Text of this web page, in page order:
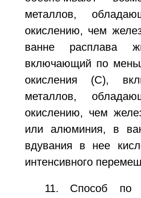
металлов,
окислению, чем
ванне расплава
включающий по
окисления (С),
металлов,
окислению, чем
или алюминия, в
вдувания в нее
интенсивного
11. Способ по